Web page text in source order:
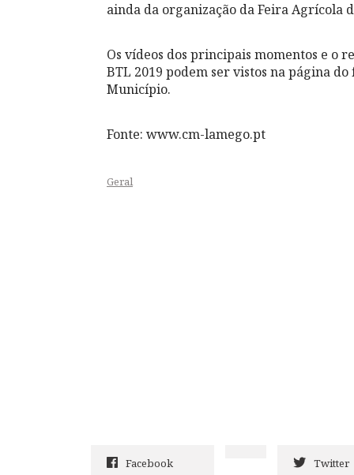
ainda da organização da Feira Agrícola
Os vídeos dos principais momentos e o
BTL 2019 podem ser vistos na página
Município.
Fonte: www.cm-lamego.pt
Geral
Facebook Twitter